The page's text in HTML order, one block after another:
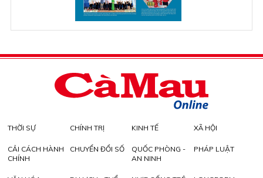
THỜI SỰ CHÍNH TRỊ KINH TẾ XÃ HỘI
CẢI CÁCH HÀNH
CHÍNH
CHUYỂN ĐỔI SỐ
QUỐC PHÒNG -
AN NINH
PHÁP LUẬT